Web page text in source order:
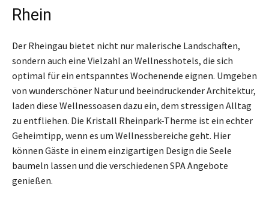
Rhein
Der Rheingau bietet nicht nur malerische Landschaften,
sondern auch eine Vielzahl an Wellnesshotels, die sich
optimal für ein entspanntes Wochenende eignen. Umgeben
von wunderschöner Natur und beeindruckender Architektur,
laden diese Wellnessoasen dazu ein, dem stressigen Alltag
zu entfliehen. Die Kristall Rheinpark-Therme ist ein echter
Geheimtipp, wenn es um Wellnessbereiche geht. Hier
können Gäste in einem einzigartigen Design die Seele
baumeln lassen und die verschiedenen SPA Angebote
genießen.